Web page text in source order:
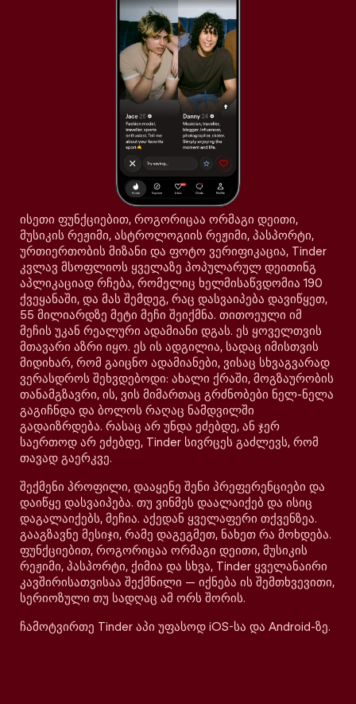
ისეთი ფუნქციებით, როგორიცაა ორმაგი დეითი,
მუსიკის რეჟიმი, ასტროლოგიის რეჟიმი, პასპორტი,
ურთიერთობის მიზანი და ფოტო ვერიფიკაცია, Tinder
კვლავ მსოფლიოს ყველაზე პოპულარულ დეითინგ
აპლიკაციად რჩება, რომელიც ხელმისაწვდომია 190
ქვეყანაში, და მას შემდეგ, რაც დასვაიპება დავიწყეთ,
55 მილიარდზე მეტი მეჩი შეიქმნა. თითოეული იმ
მეჩის უკან რეალური ადამიანი დგას. ეს ყოველთვის
მთავარი აზრი იყო. ეს ის ადგილია, სადაც იმისთვის
მიდიხარ, რომ გაიცნო ადამიანები, ვისაც სხვაგვარად
ვერასდროს შეხვდებოდი: ახალი ქრაში, მოგზაურობის
თანამგზავრი, ის, ვის მიმართაც გრძნობები ნელ-ნელა
გაგიჩნდა და ბოლოს რაღაც ნამდვილში
გადაიზრდება. რასაც არ უნდა ეძებდე, ან ჯერ
საერთოდ არ ეძებდე, Tinder სივრცეს გაძლევს, რომ
თავად გაერკვე.
შექმენი პროფილი, დააყენე შენი პრეფერენციები და
დაიწყე დასვაიპება. თუ ვინმეს დაალაიქებ და ისიც
დაგალაიქებს, მეჩია. აქედან ყველაფერი თქვენზეა.
გააგზავნე მესიჯი, რამე დაგეგმეთ, ნახეთ რა მოხდება.
ფუნქციებით, როგორიცაა ორმაგი დეითი, მუსიკის
რეჟიმი, პასპორტი, ქიმია და სხვა, Tinder ყველანაირი
კავშირისათვისაა შექმნილი — იქნება ის შემთხვევითი,
სერიოზული თუ სადღაც ამ ორს შორის.
ჩამოტვირთე Tinder აპი უფასოდ iOS-სა და Android-ზე.